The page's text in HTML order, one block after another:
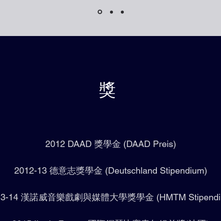
獎
2012 DAAD 獎學金 (DAAD Preis)
2012-13 德意志獎學金 (Deutschland Stipendium)
14 漢諾威音樂戲劇與媒體大學獎學金 (HMTM